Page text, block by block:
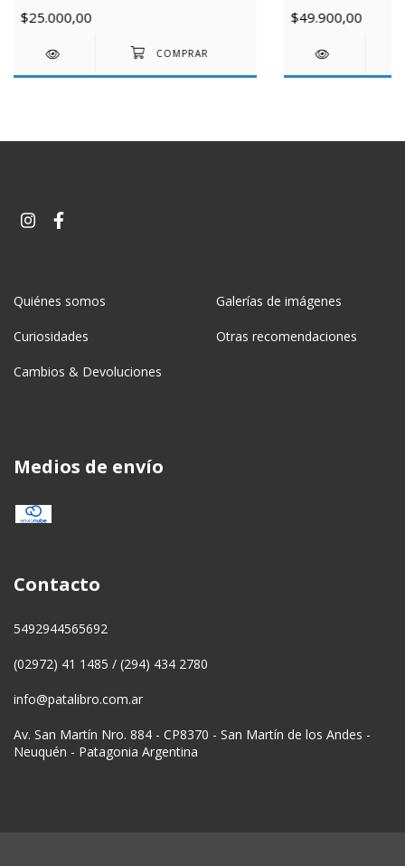
$25.000,00 $49.900,00
Quiénes somos Galerías de imágenes
Curiosidades Otras recomendaciones
Cambios & Devoluciones
Medios de envío
Contacto
5492944565692
(02972) 41 1485 / (294) 434 2780
info@patalibro.com.ar
Av. San Martín Nro. 884 - CP8370 - San Martín de los Andes -
Neuquén - Patagonia Argentina